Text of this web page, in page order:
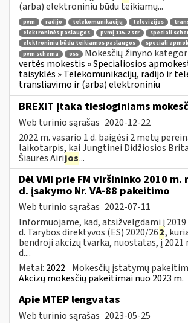
(arba) elektroniniu būdu teikiamų...
pvm radijo telekomunikacijų televizijos
elektroninės paslaugos
pvmį 115-2 str
speciali
elektroniniu būdu teikiamos paslaugos
speciali
pvm schema
oss Mokesčių žinyno
vertės mokestis » Specialiosios
taisyklės » Telekomunikacijų, radijo ir
transliavimo ir (arba) elektroniniu
BREXIT įtaka tiesioginiams
Web turinio sąrašas 2020-12-22
2022 m. vasario 1 d. baigėsi 2 metų
laikotarpis, kai Jungtinei Didžiosios
Šiaurės Airijos...
Dėl VMI prie FM viršininko 2010
d. įsakymo Nr. VA-88 pakeitimo
Web turinio sąrašas 2022-07-11
Informuojame, kad, atsižvelgdami į 2019
d. Tarybos direktyvos (ES) 2020/262,
bendroji akcizų tvarka, nuostatas, į 2021
d....
Metai: 2022 Mokesčių įstatymų
Akcizų mokesčių pakeitimai nuo 2023 m.
Apie MTEP lengvatas
Web turinio sąrašas 2023-05-25